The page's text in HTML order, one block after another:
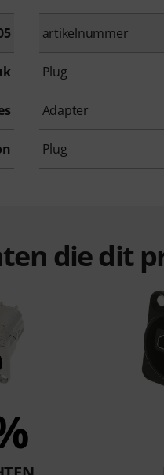
artikelnummer
Plug
Adapter
Plug
die dit